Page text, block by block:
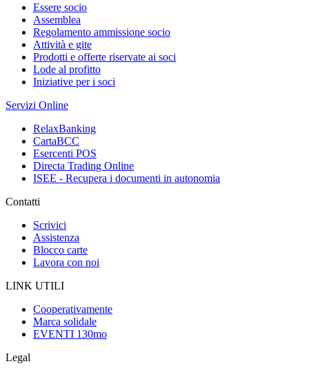
Essere socio
Assemblea
Regolamento ammissione socio
Attività e gite
Prodotti e offerte riservate ai soci
Lode al profitto
Iniziative per i soci
Servizi Online
RelaxBanking
CartaBCC
Esercenti POS
Directa Trading Online
ISEE - Recupera i documenti in autonomia
Contatti
Scrivici
Assistenza
Blocco carte
Lavora con noi
LINK UTILI
Cooperativamente
Marca solidale
EVENTI 130mo
Legal